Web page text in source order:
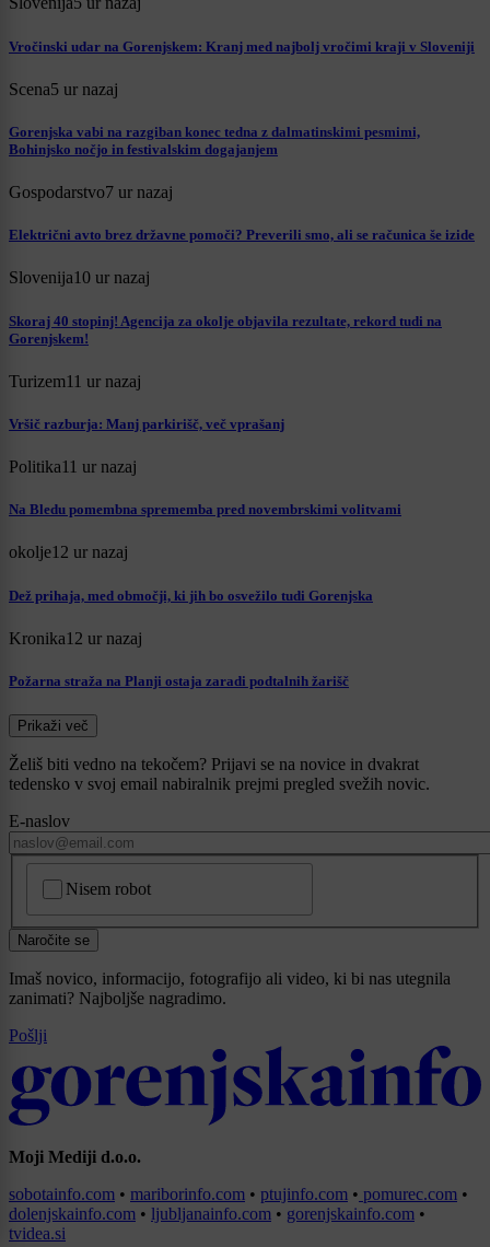
Vročinski udar na Gorenjskem: Kranj med najbolj vročimi kraji v Sloveniji
Scena5 ur nazaj
Gorenjska vabi na razgiban konec tedna z dalmatinskimi pesmimi,
Bohinjsko nočjo in festivalskim dogajanjem
Gospodarstvo7 ur nazaj
Električni avto brez državne pomoči? Preverili smo, ali se računica še izide
Slovenija10 ur nazaj
Skoraj 40 stopinj! Agencija za okolje objavila rezultate, rekord tudi na
Gorenjskem!
Turizem11 ur nazaj
Vršič razburja: Manj parkirišč, več vprašanj
Politika11 ur nazaj
Na Bledu pomembna sprememba pred novembrskimi volitvami
okolje12 ur nazaj
Dež prihaja, med območji, ki jih bo osvežilo tudi Gorenjska
Kronika12 ur nazaj
Požarna straža na Planji ostaja zaradi podtalnih žarišč
Prikaži več
Želiš biti vedno na tekočem? Prijavi se na novice in dvakrat
tedensko v svoj email nabiralnik prejmi pregled svežih novic.
E-naslov
Nisem robot
Naročite se
Imaš novico, informacijo, fotografijo ali video, ki bi nas utegnila
zanimati? Najboljše nagradimo.
Pošlji
Moji Mediji d.o.o.
sobotainfo.com • mariborinfo.com • ptujinfo.com • pomurec.com •
dolenjskainfo.com • ljubljanainfo.com • gorenjskainfo.com •
tvidea.si